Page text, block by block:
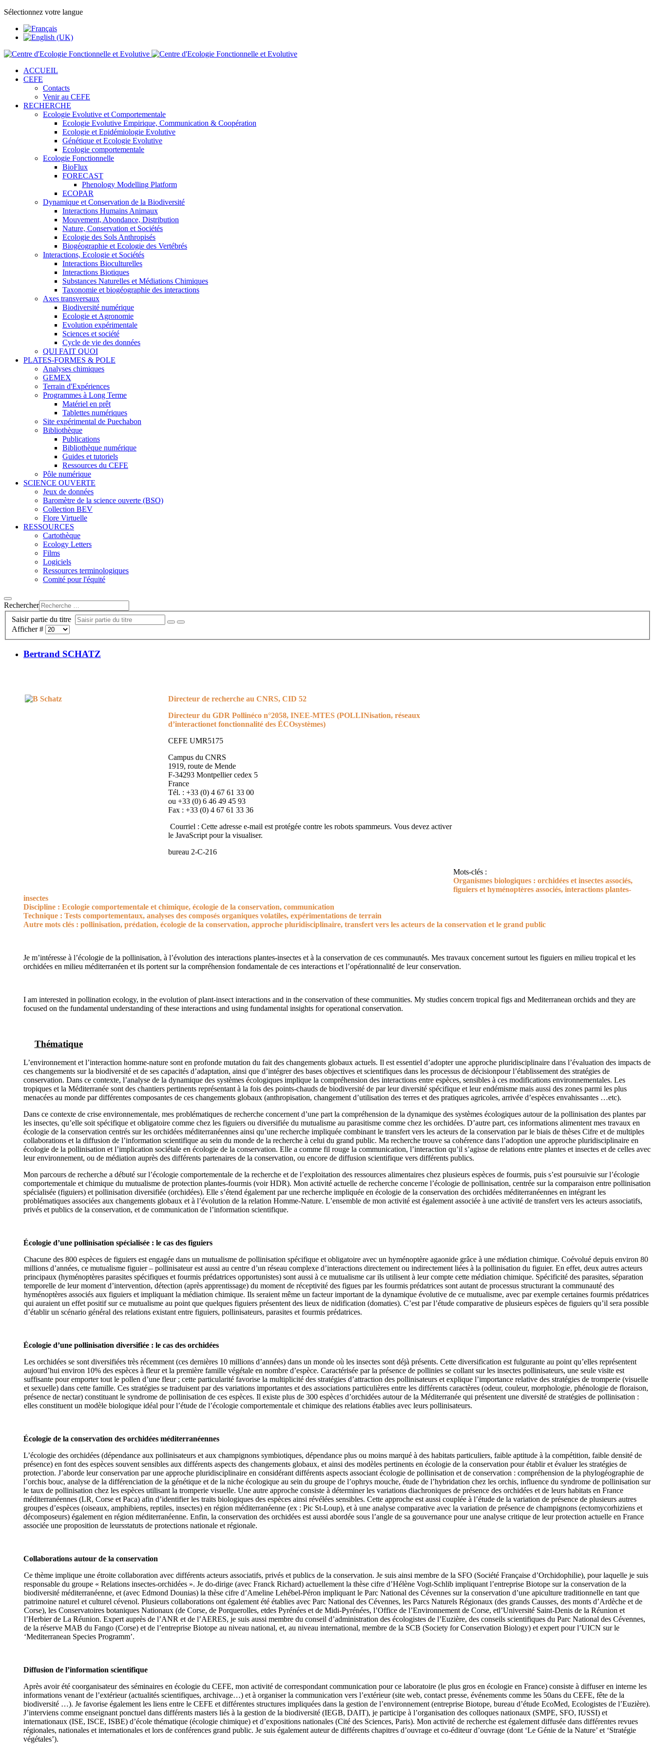
Sélectionnez votre langue
ACCUEIL
CEFE
Contacts
Venir au CEFE
RECHERCHE
Ecologie Evolutive et Comportementale
Ecologie Evolutive Empirique, Communication & Coopération
Ecologie et Epidémiologie Evolutive
Génétique et Ecologie Evolutive
Ecologie comportementale
Ecologie Fonctionnelle
BioFlux
FORECAST
Phenology Modelling Platform
ECOPAR
Dynamique et Conservation de la Biodiversité
Interactions Humains Animaux
Mouvement, Abondance, Distribution
Nature, Conservation et Sociétés
Ecologie des Sols Anthropisés
Biogéographie et Ecologie des Vertébrés
Interactions, Ecologie et Sociétés
Interactions Bioculturelles
Interactions Biotiques
Substances Naturelles et Médiations Chimiques
Taxonomie et biogéographie des interactions
Axes transversaux
Biodiversité numérique
Ecologie et Agronomie
Evolution expérimentale
Sciences et société
Cycle de vie des données
QUI FAIT QUOI
PLATES-FORMES & POLE
Analyses chimiques
GEMEX
Terrain d'Expériences
Programmes à Long Terme
Matériel en prêt
Tablettes numériques
Site expérimental de Puechabon
Bibliothèque
Publications
Bibliothèque numérique
Guides et tutoriels
Ressources du CEFE
Pôle numérique
SCIENCE OUVERTE
Jeux de données
Baromètre de la science ouverte (BSO)
Collection BEV
Flore Virtuelle
RESSOURCES
Cartothèque
Ecology Letters
Films
Logiciels
Ressources terminologiques
Comité pour l'équité
Rechercher
Saisir partie du titre
Afficher #
Bertrand SCHATZ
Directeur de recherche au CNRS, CID 52
Directeur du GDR Pollinéco n°2058, INEE-MTES (POLLINisation, réseaux
d’interactionet fonctionnalité des ÉCOsystèmes)
CEFE UMR5175
Campus du CNRS
1919, route de Mende
F-34293 Montpellier cedex 5
France
Tél. : +33 (0) 4 67 61 33 00
ou +33 (0) 6 46 49 45 93
Fax : +33 (0) 4 67 61 33 36
Courriel : Cette adresse e-mail est protégée contre les robots spammeurs. Vous devez activer
le JavaScript pour la visualiser.
bureau 2-C-216
Mots-clés :
Organismes biologiques : orchidées et insectes associés,
figuiers et hyménoptères associés, interactions plantes-
insectes
Discipline : Ecologie comportementale et chimique, écologie de la conservation, communication
Technique : Tests comportementaux, analyses des composés organiques volatiles, expérimentations de terrain
Autre mots clés : pollinisation, prédation, écologie de la conservation, approche pluridisciplinaire, transfert vers les acteurs de la conservation et le grand public
Je m’intéresse à l’écologie de la pollinisation, à l’évolution des interactions plantes-insectes et à la conservation de ces communautés. Mes travaux concernent surtout les figuiers en milieu tropical et les
orchidées en milieu méditerranéen et ils portent sur la compréhension fondamentale de ces interactions et l’opérationnalité de leur conservation.
I am interested in pollination ecology, in the evolution of plant-insect interactions and in the conservation of these communities. My studies concern tropical figs and Mediterranean orchids and they are
focused on the fundamental understanding of these interactions and using fundamental insights for operational conservation.
Thématique
L’environnement et l’interaction homme-nature sont en profonde mutation du fait des changements globaux actuels. Il est essentiel d’adopter une approche pluridisciplinaire dans l’évaluation des impacts de
ces changements sur la biodiversité et de ses capacités d’adaptation, ainsi que d’intégrer des bases objectives et scientifiques dans les processus de décisionpour l’établissement des stratégies de
conservation. Dans ce contexte, l’analyse de la dynamique des systèmes écologiques implique la compréhension des interactions entre espèces, sensibles à ces modifications environnementales. Les
tropiques et la Méditerranée sont des chantiers pertinents représentant à la fois des points-chauds de biodiversité de par leur diversité spécifique et leur endémisme mais aussi des zones parmi les plus
menacées au monde par différentes composantes de ces changements globaux (anthropisation, changement d’utilisation des terres et des pratiques agricoles, arrivée d’espèces envahissantes …etc).
Dans ce contexte de crise environnementale, mes problématiques de recherche concernent d’une part la compréhension de la dynamique des systèmes écologiques autour de la pollinisation des plantes par
les insectes, qu’elle soit spécifique et obligatoire comme chez les figuiers ou diversifiée du mutualisme au parasitisme comme chez les orchidées. D’autre part, ces informations alimentent mes travaux en
écologie de la conservation centrés sur les orchidées méditerranéennes ainsi qu’une recherche impliquée combinant le transfert vers les acteurs de la conservation par le biais de thèses Cifre et de multiples
collaborations et la diffusion de l’information scientifique au sein du monde de la recherche à celui du grand public. Ma recherche trouve sa cohérence dans l’adoption une approche pluridisciplinaire en
écologie de la pollinisation et l’implication sociétale en écologie de la conservation. Elle a comme fil rouge la communication, l’interaction qu’il s’agisse de relations entre plantes et insectes et de celles avec
leur environnement, ou de médiation auprès des différents partenaires de la conservation, ou encore de diffusion scientifique vers différents publics.
Mon parcours de recherche a débuté sur l’écologie comportementale de la recherche et de l’exploitation des ressources alimentaires chez plusieurs espèces de fourmis, puis s’est poursuivie sur l’écologie
comportementale et chimique du mutualisme de protection plantes-fourmis (voir HDR). Mon activité actuelle de recherche concerne l’écologie de pollinisation, centrée sur la comparaison entre pollinisation
spécialisée (figuiers) et pollinisation diversifiée (orchidées). Elle s’étend également par une recherche impliquée en écologie de la conservation des orchidées méditerranéennes en intégrant les
problématiques associées aux changements globaux et à l’évolution de la relation Homme-Nature. L’ensemble de mon activité est également associée à une activité de transfert vers les acteurs associatifs,
privés et publics de la conservation, et de communication de l’information scientifique.
Écologie d’une pollinisation spécialisée : le cas des figuiers
Chacune des 800 espèces de figuiers est engagée dans un mutualisme de pollinisation spécifique et obligatoire avec un hyménoptère agaonide grâce à une médiation chimique. Coévolué depuis environ 80
millions d’années, ce mutualisme figuier – pollinisateur est aussi au centre d’un réseau complexe d’interactions directement ou indirectement liées à la pollinisation du figuier. En effet, deux autres acteurs
principaux (hyménoptères parasites spécifiques et fourmis prédatrices opportunistes) sont aussi à ce mutualisme car ils utilisent à leur compte cette médiation chimique. Spécificité des parasites, séparation
temporelle de leur moment d’intervention, détection (après apprentissage) du moment de réceptivité des figues par les fourmis prédatrices sont autant de processus structurant la communauté des
hyménoptères associés aux figuiers et impliquant la médiation chimique. Ils seraient même un facteur important de la dynamique évolutive de ce mutualisme, avec par exemple certaines fourmis prédatrices
qui auraient un effet positif sur ce mutualisme au point que quelques figuiers présentent des lieux de nidification (domaties). C’est par l’étude comparative de plusieurs espèces de figuiers qu’il sera possible
d’établir un scénario général des relations existant entre figuiers, pollinisateurs, parasites et fourmis prédatrices.
Écologie d’une pollinisation diversifiée : le cas des orchidées
Les orchidées se sont diversifiées très récemment (ces dernières 10 millions d’années) dans un monde où les insectes sont déjà présents. Cette diversification est fulgurante au point qu’elles représentent
aujourd’hui environ 10% des espèces à fleur et la première famille végétale en nombre d’espèce. Caractérisée par la présence de pollinies se collant sur les insectes pollinisateurs, une seule visite est
suffisante pour emporter tout le pollen d’une fleur ; cette particularité favorise la multiplicité des stratégies d’attraction des pollinisateurs et explique l’importance relative des stratégies de tromperie (visuelle
et sexuelle) dans cette famille. Ces stratégies se traduisent par des variations importantes et des associations particulières entre les différents caractères (odeur, couleur, morphologie, phénologie de floraison,
présence de nectar) constituant le syndrome de pollinisation de ces espèces. Il existe plus de 300 espèces d’orchidées autour de la Méditerranée qui présentent une diversité de stratégies de pollinisation :
elles constituent un modèle biologique idéal pour l’étude de l’écologie comportementale et chimique des relations établies avec leurs pollinisateurs.
Écologie de la conservation des orchidées méditerranéennes
L’écologie des orchidées (dépendance aux pollinisateurs et aux champignons symbiotiques, dépendance plus ou moins marqué à des habitats particuliers, faible aptitude à la compétition, faible densité de
présence) en font des espèces souvent sensibles aux différents aspects des changements globaux, et ainsi des modèles pertinents en écologie de la conservation pour établir et évaluer les stratégies de
protection. J’aborde leur conservation par une approche pluridisciplinaire en considérant différents aspects associant écologie de pollinisation et de conservation : compréhension de la phylogéographie de
l’orchis bouc, analyse de la différenciation de la génétique et de la niche écologique au sein du groupe de l’ophrys mouche, étude de l’hybridation chez les orchis, influence du syndrome de pollinisation sur
le taux de pollinisation chez les espèces utilisant la tromperie visuelle. Une autre approche consiste à déterminer les variations diachroniques de présence des orchidées et de leurs habitats en France
méditerranéennes (LR, Corse et Paca) afin d’identifier les traits biologiques des espèces ainsi révélées sensibles. Cette approche est aussi couplée à l’étude de la variation de présence de plusieurs autres
groupes d’espèces (oiseaux, amphibiens, reptiles, insectes) en région méditerranéenne (ex : Pic St-Loup), et à une analyse comparative avec la variation de présence de champignons (ectomycorhiziens et
décomposeurs) également en région méditerranéenne. Enfin, la conservation des orchidées est aussi abordée sous l’angle de sa gouvernance pour une analyse critique de leur protection actuelle en France
associée une proposition de leursstatuts de protections nationale et régionale.
Collaborations autour de la conservation
Ce thème implique une étroite collaboration avec différents acteurs associatifs, privés et publics de la conservation. Je suis ainsi membre de la SFO (Société Française d’Orchidophilie), pour laquelle je suis
responsable du groupe « Relations insectes-orchidées ». Je do-dirige (avec Franck Richard) actuellement la thèse cifre d’Hélène Vogt-Schlib impliquant l’entreprise Biotope sur la conservation de la
biodiversité méditerranéenne, et (avec Edmond Dounias) la thèse cifre d’Ameline Lehébel-Péron impliquant le Parc National des Cévennes sur la conservation d’une apiculture traditionnelle en tant que
patrimoine naturel et culturel cévenol. Plusieurs collaborations ont également été établies avec Parc National des Cévennes, les Parcs Naturels Régionaux (des grands Causses, des monts d’Ardèche et de
Corse), les Conservatoires botaniques Nationaux (de Corse, de Porquerolles, etdes Pyrénées et de Midi-Pyrénées, l’Office de l’Environnement de Corse, etl’Université Saint-Denis de la Réunion et
l’Herbier de La Réunion. Expert auprès de l’ANR et de l’AERES, je suis aussi membre du conseil d’administration des écologistes de l’Euzière, des conseils scientifiques du Parc National des Cévennes,
de la réserve MAB du Fango (Corse) et de l’entreprise Biotope au niveau national, et, au niveau international, membre de la SCB (Society for Conservation Biology) et expert pour l’UICN sur le
‘Mediterranean Species Programm’.
Diffusion de l’information scientifique
Après avoir été coorganisateur des séminaires en écologie du CEFE, mon activité de correspondant communication pour ce laboratoire (le plus gros en écologie en France) consiste à diffuser en interne les
informations venant de l’extérieur (actualités scientifiques, archivage…) et à organiser la communication vers l’extérieur (site web, contact presse, événements comme les 50ans du CEFE, fête de la
biodiversité …). Je favorise également les liens entre le CEFE et différentes structures impliquées dans la gestion de l’environnement (entreprise Biotope, bureau d’étude EcoMed, Ecologistes de l’Euzière).
J’interviens comme enseignant ponctuel dans différents masters liés à la gestion de la biodiversité (IEGB, DAIT), je participe à l’organisation des colloques nationaux (SMPE, SFO, IUSSI) et
internationaux (ISE, ISCE, ISBE) d’école thématique (écologie chimique) et d’expositions nationales (Cité des Sciences, Paris). Mon activité de recherche est également diffusée dans différentes revues
régionales, nationales et internationales et lors de conférences grand public. Je suis également auteur de différents chapitres d’ouvrage et co-éditeur d’ouvrage (dont ‘Le Génie de la Nature’ et ‘Stratégie
végétales’).